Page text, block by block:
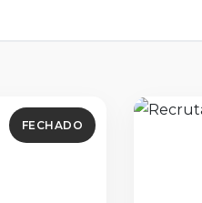
FECHADO